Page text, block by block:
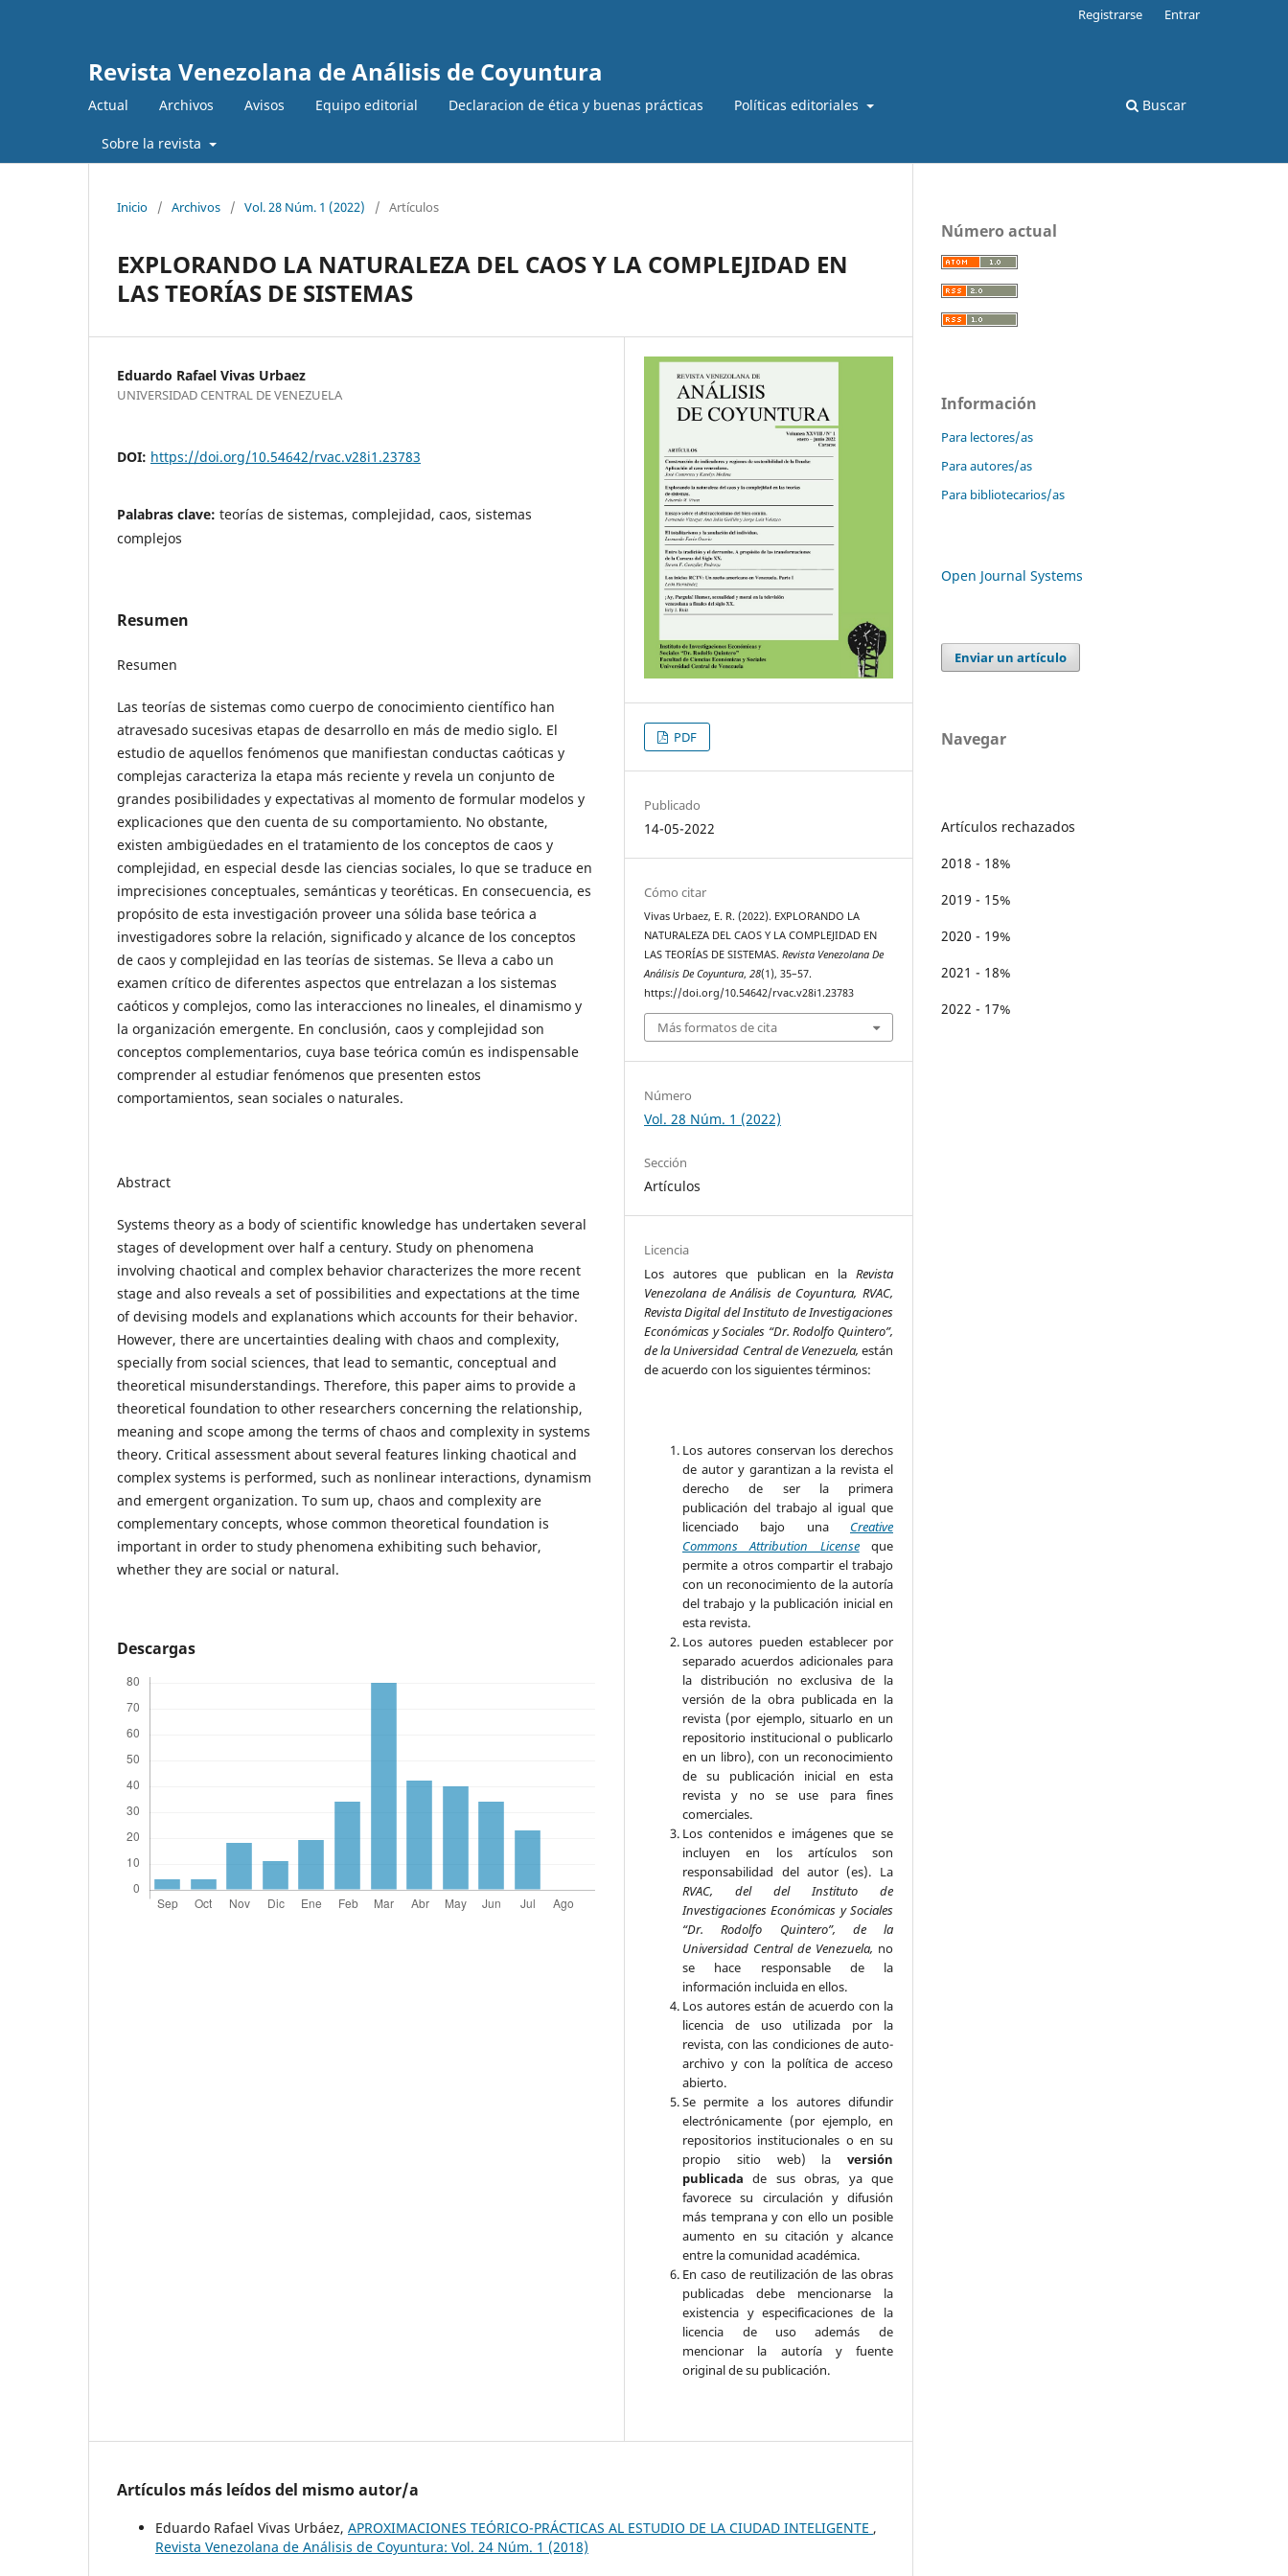
Revista Venezolana de Análisis de Coyuntura
Actual Archivos Avisos Equipo editorial Declaracion de ética y buenas prácticas Políticas editoriales
Sobre la revista
Buscar
Registrarse Entrar
Inicio / Archivos / Vol. 28 Núm. 1 (2022) / Artículos
EXPLORANDO LA NATURALEZA DEL CAOS Y LA COMPLEJIDAD EN
LAS TEORÍAS DE SISTEMAS
Eduardo Rafael Vivas Urbaez
UNIVERSIDAD CENTRAL DE VENEZUELA
DOI: https://doi.org/10.54642/rvac.v28i1.23783
Palabras clave: teorías de sistemas, complejidad, caos, sistemas
complejos
Resumen
Resumen
Las teorías de sistemas como cuerpo de conocimiento científico han
atravesado sucesivas etapas de desarrollo en más de medio siglo. El
estudio de aquellos fenómenos que manifiestan conductas caóticas y
complejas caracteriza la etapa más reciente y revela un conjunto de
grandes posibilidades y expectativas al momento de formular modelos y
explicaciones que den cuenta de su comportamiento. No obstante,
existen ambigüedades en el tratamiento de los conceptos de caos y
complejidad, en especial desde las ciencias sociales, lo que se traduce en
imprecisiones conceptuales, semánticas y teoréticas. En consecuencia, es
propósito de esta investigación proveer una sólida base teórica a
investigadores sobre la relación, significado y alcance de los conceptos
de caos y complejidad en las teorías de sistemas. Se lleva a cabo un
examen crítico de diferentes aspectos que entrelazan a los sistemas
caóticos y complejos, como las interacciones no lineales, el dinamismo y
la organización emergente. En conclusión, caos y complejidad son
conceptos complementarios, cuya base teórica común es indispensable
comprender al estudiar fenómenos que presenten estos
comportamientos, sean sociales o naturales.
Abstract
Systems theory as a body of scientific knowledge has undertaken several
stages of development over half a century. Study on phenomena
involving chaotical and complex behavior characterizes the more recent
stage and also reveals a set of possibilities and expectations at the time
of devising models and explanations which accounts for their behavior.
However, there are uncertainties dealing with chaos and complexity,
specially from social sciences, that lead to semantic, conceptual and
theoretical misunderstandings. Therefore, this paper aims to provide a
theoretical foundation to other researchers concerning the relationship,
meaning and scope among the terms of chaos and complexity in systems
theory. Critical assessment about several features linking chaotical and
complex systems is performed, such as nonlinear interactions, dynamism
and emergent organization. To sum up, chaos and complexity are
complementary concepts, whose common theoretical foundation is
important in order to study phenomena exhibiting such behavior,
whether they are social or natural.
Descargas
PDF
Publicado
14-05-2022
Cómo citar
Vivas Urbaez, E. R. (2022). EXPLORANDO LA
NATURALEZA DEL CAOS Y LA COMPLEJIDAD EN
LAS TEORÍAS DE SISTEMAS.Revista Venezolana De
Análisis De Coyuntura,28(1), 35–57.
https://doi.org/10.54642/rvac.v28i1.23783
Más formatos de cita
Número
Vol. 28 Núm. 1 (2022)
Sección
Artículos
Licencia
Los autores que publican en la Revista
Venezolana de Análisis de Coyuntura, RVAC,
Revista Digital del Instituto de Investigaciones
Económicas y Sociales “Dr. Rodolfo Quintero”,
de la Universidad Central de Venezuela, están
de acuerdo con los siguientes términos:
Los autores conservan los derechos
de autor y garantizan a la revista el
derecho de ser la primera
publicación del trabajo al igual que
licenciado bajo una Creative
Commons Attribution Licenseque
permite a otros compartir el trabajo
con un reconocimiento de la autoría
del trabajo y la publicación inicial en
esta revista.
Los autores pueden establecer por
separado acuerdos adicionales para
la distribución no exclusiva de la
versión de la obra publicada en la
revista (por ejemplo, situarlo en un
repositorio institucional o publicarlo
en un libro), con un reconocimiento
de su publicación inicial en esta
revista y no se use para fines
comerciales.
Los contenidos e imágenes que se
incluyen en los artículos son
responsabilidad del autor (es). La
RVAC, del del Instituto de
Investigaciones Económicas y Sociales
“Dr. Rodolfo Quintero”, de la
Universidad Central de Venezuela, no
se hace responsable de la
información incluida en ellos.
Los autores están de acuerdo con la
licencia de uso utilizada por la
revista, con las condiciones de auto-
archivo y con la política de acceso
abierto.
Se permite a los autores difundir
electrónicamente (por ejemplo, en
repositorios institucionales o en su
propio sitio web) la versión
publicada de sus obras, ya que
favorece su circulación y difusión
más temprana y con ello un posible
aumento en su citación y alcance
entre la comunidad académica.
En caso de reutilización de las obras
publicadas debe mencionarse la
existencia y especificaciones de la
licencia de uso además de
mencionar la autoría y fuente
original de su publicación.
Artículos más leídos del mismo autor/a
Eduardo Rafael Vivas Urbáez, APROXIMACIONES TEÓRICO-PRÁCTICAS AL ESTUDIO DE LA CIUDAD INTELIGENTE ,
Revista Venezolana de Análisis de Coyuntura: Vol. 24 Núm. 1 (2018)
Número actual
Información
Para lectores/as
Para autores/as
Para bibliotecarios/as
Open Journal Systems
Enviar un artículo
Navegar
Artículos rechazados
2018 - 18%
2019 - 15%
2020 - 19%
2021 - 18%
2022 - 17%